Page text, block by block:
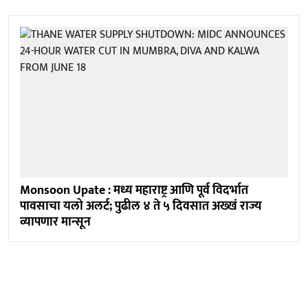
Monsoon Upate : मध्य महाराष्ट्र आणि पूर्व विदर्भात
पावसाचा यलो अलर्ट; पुढील ४ ते ५ दिवसात अख्खं राज्य
व्यापणार मान्सून